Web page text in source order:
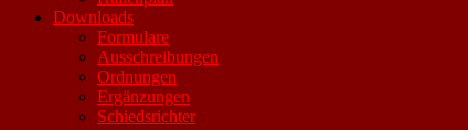
Downloads
Formulare
Ausschreibungen
Ordnungen
Ergänzungen
Schiedsrichter